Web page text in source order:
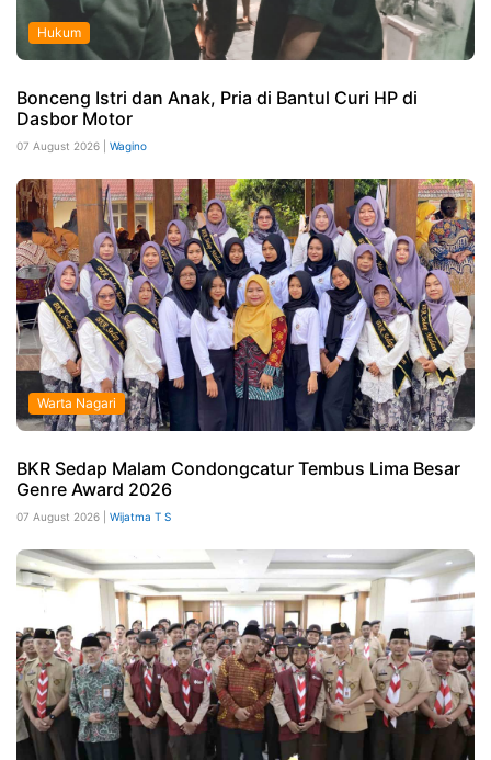
Hukum
Bonceng Istri dan Anak, Pria di Bantul Curi HP di
Dasbor Motor
07 August 2026 | Wagino
Warta Nagari
BKR Sedap Malam Condongcatur Tembus Lima Besar
Genre Award 2026
07 August 2026 | Wijatma T S